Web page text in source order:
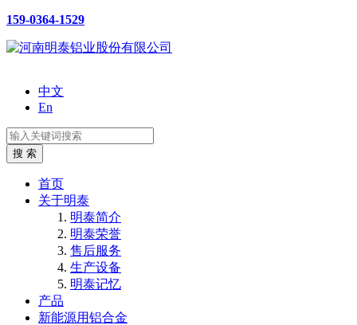
159-0364-1529
中文
En
首页
关于明泰
明泰简介
明泰荣誉
售后服务
生产设备
明泰记忆
产品
新能源用铝合金